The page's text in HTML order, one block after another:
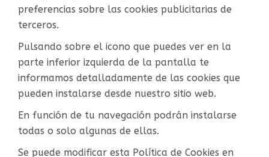
preferencias sobre las cookies publicitarias de
terceros.
Pulsando sobre el icono que puedes ver en la
parte inferior izquierda de la pantalla te
informamos detalladamente de las cookies que
pueden instalarse desde nuestro sitio web.
En función de tu navegación podrán instalarse
todas o solo algunas de ellas.
Se puede modificar esta Política de Cookies en